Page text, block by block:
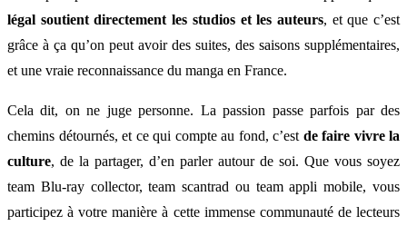
légal soutient directement les studios et les auteurs, et que c’est
grâce à ça qu’on peut avoir des suites, des saisons supplémentaires,
et une vraie reconnaissance du manga en France.
Cela dit, on ne juge personne. La passion passe parfois par des
chemins détournés, et ce qui compte au fond, c’est de faire vivre la
culture, de la partager, d’en parler autour de soi. Que vous soyez
team Blu-ray collector, team scantrad ou team appli mobile, vous
participez à votre manière à cette immense communauté de lecteurs